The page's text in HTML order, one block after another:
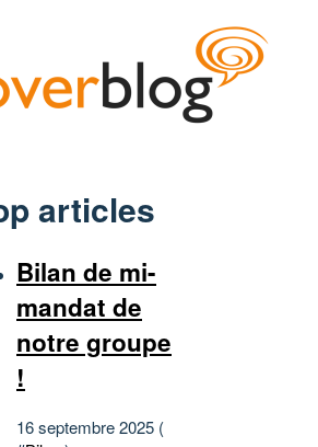
articles
Bilan de mi-
mandat de
notre groupe
!
16 septembre 2025 (